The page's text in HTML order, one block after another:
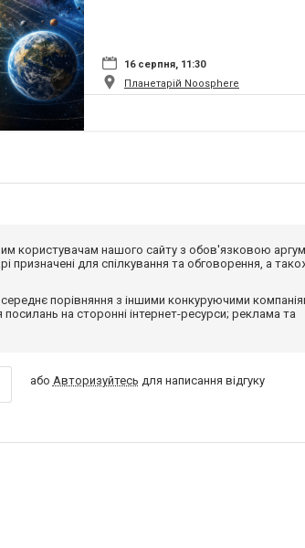
16 серпня, 11:30
Планетарій Noosphere
користувачам нашого сайту з обов'язковою
призначені для спілкування та обговорення, а
порівняння з іншими конкуруючими
посилань на сторонні інтернет-ресурси; реклама та
або Авторизуйтесь для написання відгуку